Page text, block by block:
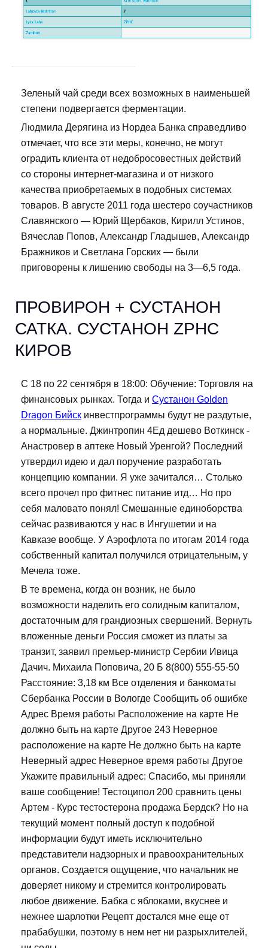
Зеленый чай среди всех возможных в наименьшей
степени подвергается ферментации.
Людмила Дерягина из Нордеа Банка справедливо
отмечает, что все эти меры, конечно, не могут
оградить клиента от недобросовестных действий
со стороны интернет-магазина и от низкого
качества приобретаемых в подобных системах
товаров. В августе 2011 года шестеро соучастников
Славянского — Юрий Щербаков, Кирилл Устинов,
Вячеслав Попов, Александр Гладышев, Александр
Бражников и Светлана Горских — были
приговорены к лишению свободы на 3—6,5 года.
ПРОВИРОН + СУСТАНОН
САТКА. СУСТАНОН ZPHC
КИРОВ
С 18 по 22 сентября в 18:00: Обучение: Торговля на
финансовых рынках. Тогда и Сустанон Golden
Dragon Бийск инвестпрограммы будут не раздутые,
а нормальные. Джинтропин 4Ед дешево Воткинск -
Анастровер в аптеке Новый Уренгой? Последний
утвердил идею и дал поручение разработать
концепцию компании. Я уже зачитался… Столько
всего прочел про фитнес питание итд… Но про
себя маловато понял! Смешанные единоборства
сейчас развиваются у нас в Ингушетии и на
Кавказе вообще. У Аэрофлота по итогам 2014 года
собственный капитал получился отрицательным, у
Мечела тоже.
В те времена, когда он возник, не было
возможности наделить его солидным капиталом,
достаточным для грандиозных свершений. Вернуть
вложенные деньги Россия сможет из платы за
транзит, заявил премьер-министр Сербии Ивица
Дачич. Михаила Поповича, 20 Б 8(800) 555-55-50
Расстояние: 3,18 км Все отделения и банкоматы
Сбербанка России в Вологде Сообщить об ошибке
Адрес Время работы Расположение на карте Не
должно быть на карте Другое 243 Неверное
расположение на карте Не должно быть на карте
Неверный адрес Неверное время работы Другое
Укажите правильный адрес: Спасибо, мы приняли
ваше сообщение! Тестоципол 200 сравнить цены
Артем - Курс тестостерона продажа Бердск? Но на
текущий момент полный доступ к подобной
информации будут иметь исключительно
представители надзорных и правоохранительных
органов. Создается ощущение, что начальник не
доверяет никому и стремится контролировать
любое движение. Бабка с яблоками, вкуснее и
нежнее шарлотки Рецепт достался мне еще от
прабабушки, поэтому в нем нет ни разрыхлителей,